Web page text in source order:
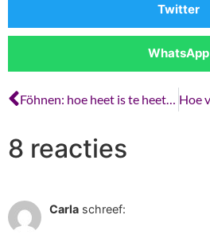
Twitter
WhatsApp
Föhnen: hoe heet is te heet voor je krullen?
8 reacties
Carla schreef: